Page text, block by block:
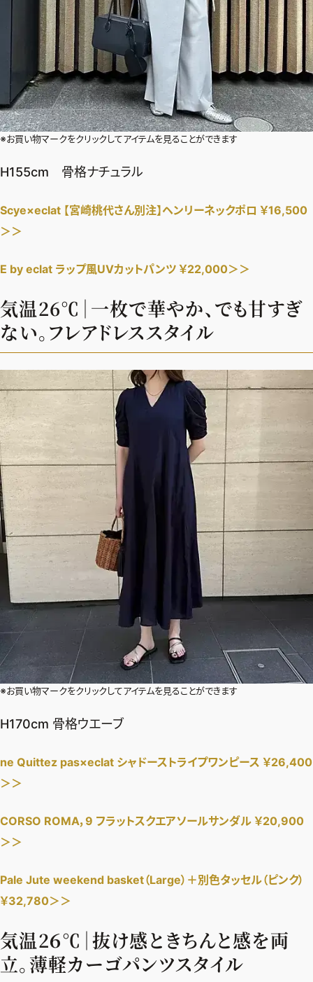
※お買い物マークをクリックしてアイテムを見ることができます
H155cm 骨格ナチュラル
Scye×eclat 【宮崎桃代さん別注】ヘンリーネックポロ ￥16,500
＞＞
E by eclat ラップ風UVカットパンツ ￥22,000＞＞
気温26℃｜一枚で華やか、でも甘すぎ
ない。フレアドレススタイル
※お買い物マークをクリックしてアイテムを見ることができます
H170cm 骨格ウエーブ
ne Quittez pas×eclat シャドーストライプワンピース ￥26,400
＞＞
CORSO ROMA，9 フラットスクエアソールサンダル ￥20,900
＞＞
Pale Jute weekend basket（Large）＋別色タッセル（ピンク）
￥32,780＞＞
気温2６℃｜抜け感ときちんと感を両
立。薄軽カーゴパンツスタイル